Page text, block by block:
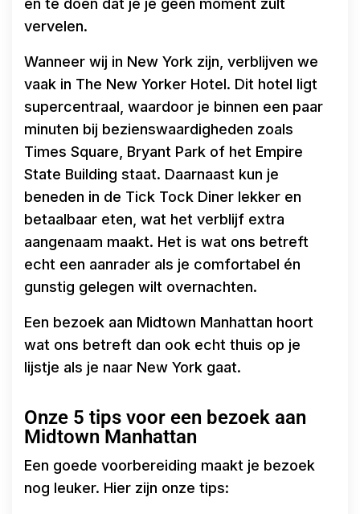
en te doen dat je je geen moment zult
vervelen.
Wanneer wij in New York zijn, verblijven we
vaak in The New Yorker Hotel. Dit hotel ligt
supercentraal, waardoor je binnen een paar
minuten bij bezienswaardigheden zoals
Times Square, Bryant Park of het Empire
State Building staat. Daarnaast kun je
beneden in de Tick Tock Diner lekker en
betaalbaar eten, wat het verblijf extra
aangenaam maakt. Het is wat ons betreft
echt een aanrader als je comfortabel én
gunstig gelegen wilt overnachten.
Een bezoek aan Midtown Manhattan hoort
wat ons betreft dan ook echt thuis op je
lijstje als je naar New York gaat.
Onze 5 tips voor een bezoek aan
Midtown Manhattan
Een goede voorbereiding maakt je bezoek
nog leuker. Hier zijn onze tips: